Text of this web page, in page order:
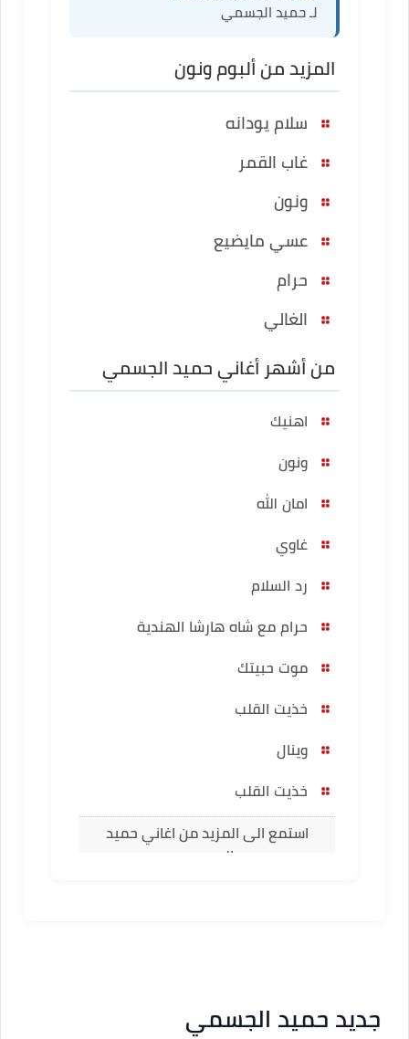
لـ حميد الجسمي
المزيد من ألبوم ونون
سلام يودانه
غاب القمر
ونون
عسي مايضيع
حرام
الغالي
من أشهر أغاني حميد الجسمي
اهنيك
ونون
امان الله
غاوي
رد السلام
حرام مع شاه هارشا الهندية
موت حبيتك
خذيت القلب
وينال
خذيت القلب
استمع الى المزيد من اغاني حميد
الجسمي
جديد حميد الجسمي